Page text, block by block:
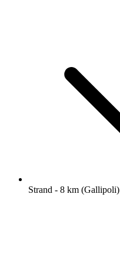
Strand - 8 km (Gallipoli)